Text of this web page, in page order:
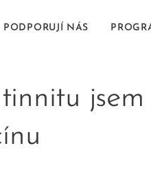
PODPORUJÍ NÁS
jsem